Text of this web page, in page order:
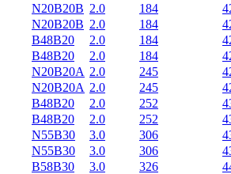
N20B20B 2.0 184
N20B20B 2.0 184
B48B20
2.0 184
B48B20
2.0 184
N20B20A 2.0 245
N20B20A 2.0 245
B48B20
2.0 252
B48B20
2.0 252
N55B30
3.0 306
N55B30
3.0 306
B58B30
3.0 326